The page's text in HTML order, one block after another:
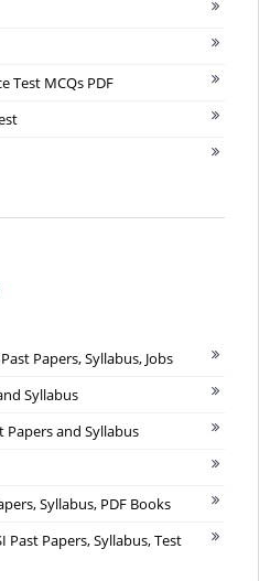
Test MCQs PDF
Papers, Syllabus, Jobs
Syllabus
and Syllabus
Syllabus, PDF Books
Past Papers, Syllabus, Test